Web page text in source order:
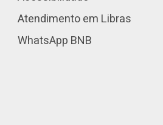
Atendimento em Libras
WhatsApp BNB